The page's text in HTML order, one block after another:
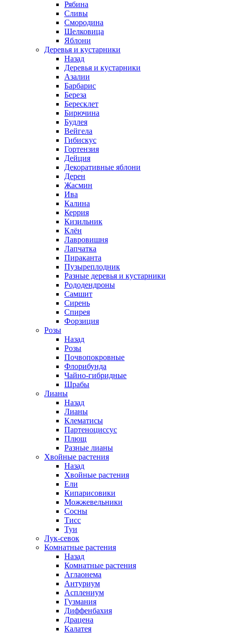
Рябина
Сливы
Смородина
Шелковица
Яблони
Деревья и кустарники
Назад
Деревья и кустарники
Азалии
Барбарис
Береза
Бересклет
Бирючина
Будлея
Вейгела
Гибискус
Гортензия
Дейция
Декоративные яблони
Дерен
Жасмин
Ива
Калина
Керрия
Кизильник
Клён
Лавровишня
Лапчатка
Пираканта
Пузыреплодник
Разные деревья и кустарники
Рододендроны
Самшит
Сирень
Спирея
Форзиция
Розы
Назад
Розы
Почвопокровные
Флорибунда
Чайно-гибридные
Шрабы
Лианы
Назад
Лианы
Клематисы
Партеноциссус
Плющ
Разные лианы
Хвойные растения
Назад
Хвойные растения
Ели
Кипарисовики
Можжевельники
Сосны
Тисс
Туи
Лук-севок
Комнатные растения
Назад
Комнатные растения
Аглаонема
Антуриум
Асплениум
Гузмания
Диффенбахия
Драцена
Калатея